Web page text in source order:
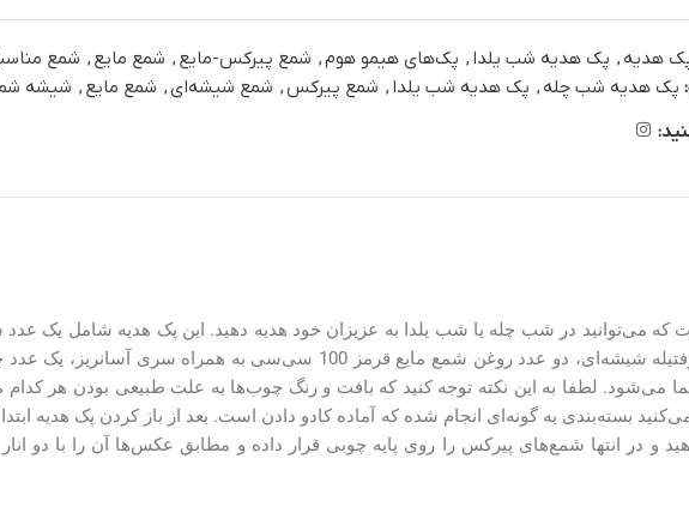
هدیه , پک هدیه شب یلدا , پک‌های هیمو هوم, شمع پیرکس-مایع , شمع مایع , شمع
پک هدیه شب چله , پک هدیه شب یلدا , شمع پیرکس, شمع شیشه‌ای, شمع مایع , شیشه
می‌شود. لطفا به این نکته توجه کنید که بافت و رنگ چوب‌ها به علت طبیعی بودن هر
بسته‌بندی به گونه‌ای انجام شده که آماده کادو دادن است. بعد از باز کردن پک هدیه
و در انتها شمع‌های پیرکس را روی پایه چوبی قرار داده و مطابق عکس‌ها آن را با دو